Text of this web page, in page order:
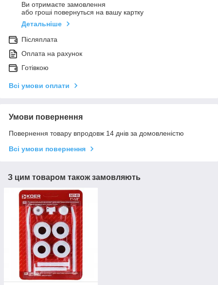
Ви отримаєте замовлення
або гроші повернуться на вашу картку
Детальніше
Післяплата
Оплата на рахунок
Готівкою
Всі умови оплати
Умови повернення
Повернення товару впродовж 14 днів за домовленістю
Всі умови повернення
З цим товаром також замовляють